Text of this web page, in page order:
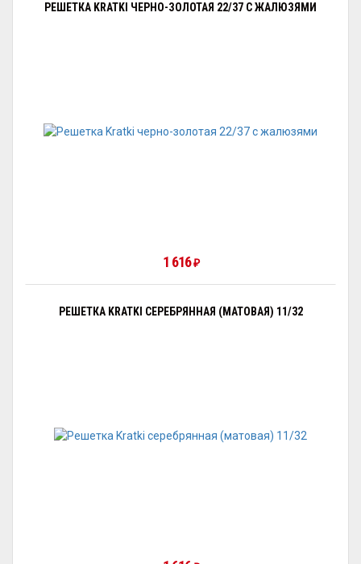
РЕШЕТКА KRATKI ЧЕРНО-ЗОЛОТАЯ 22/37 С ЖАЛЮЗЯМИ
1 616₽
РЕШЕТКА KRATKI СЕРЕБРЯННАЯ (МАТОВАЯ) 11/32